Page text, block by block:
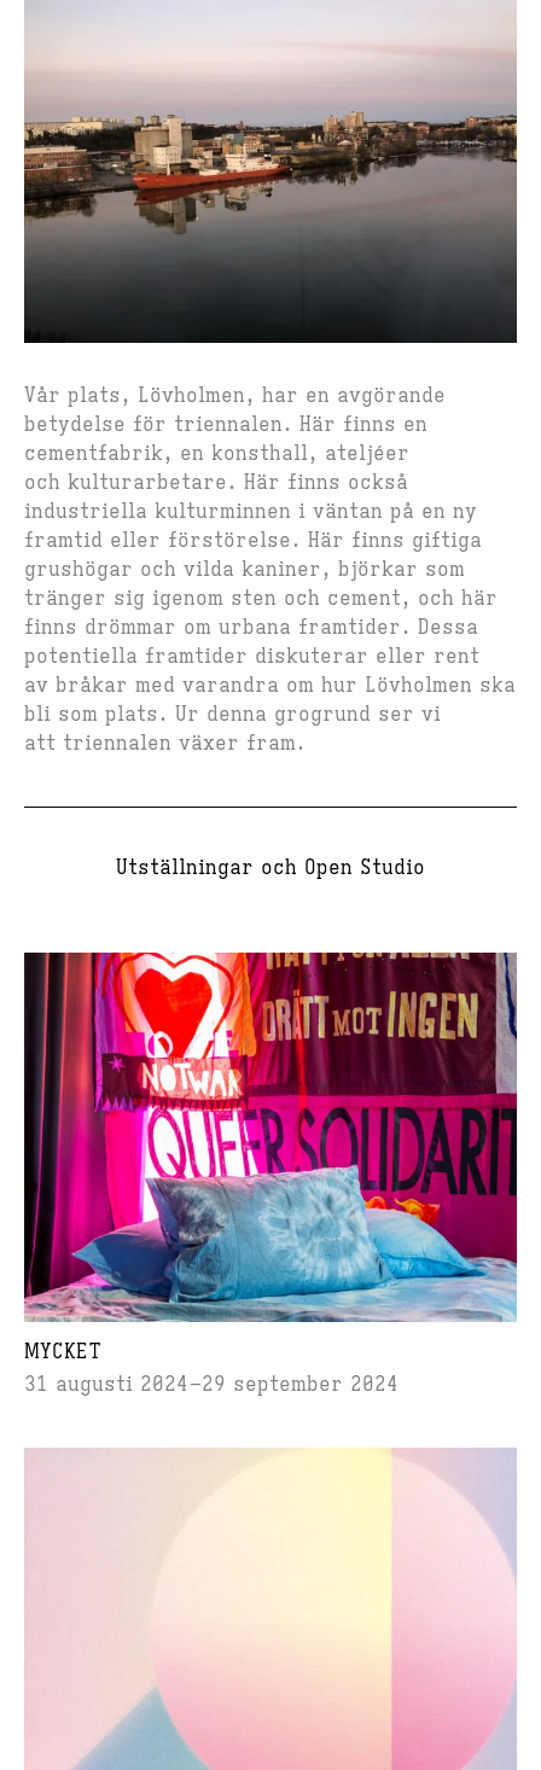
Vår plats, Lövholmen, har en avgörande
betydelse för triennalen.​ Här finns en
cementfabrik, en konsthall, ateljéer
och kulturarbetare. Här finns också
industriella kulturminnen i väntan på en ny
framtid eller förstörelse. ​Här finns giftiga
grushögar och vilda kaniner, björkar som
tränger sig igenom sten och cement, och här
finns drömmar om urbana framtider. Dessa
potentiella framtider diskuterar eller rent
av bråkar med varandra om hur Lövholmen ska
bli som plats. Ur denna grogrund ser vi
att triennalen växer fram.​
Utställningar och Open Studio
MYCKET
31 augusti 2024
29 september 2024